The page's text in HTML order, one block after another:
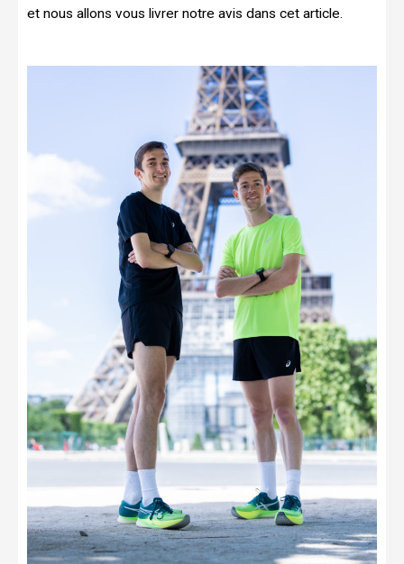
et nous allons vous livrer notre avis dans cet article.